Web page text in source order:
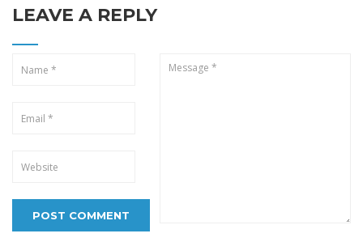
LEAVE A REPLY